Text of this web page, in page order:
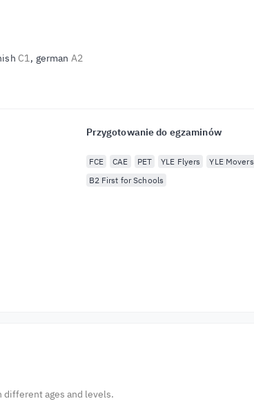
C1 german A2
Przygotowanie do egzaminów
FCE CAE PET YLE Flyers
YLE Movers
B2 First for Schools
different ages and levels.